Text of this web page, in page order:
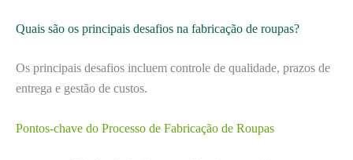
Quais são os principais desafios na fabricação de roupas?
Os principais desafios incluem controle de qualidade, prazos de
entrega e gestão de custos.
Pontos-chave do Processo de Fabricação de Roupas